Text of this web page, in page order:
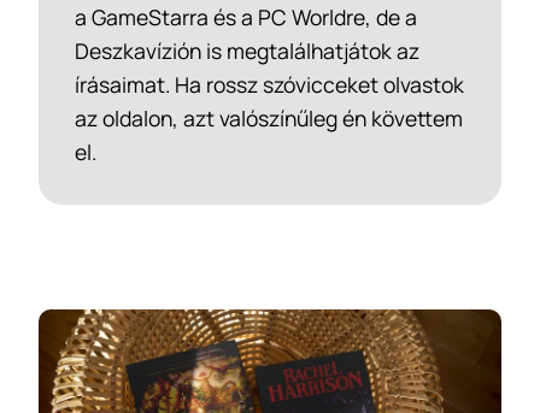
a GameStarra és a PC Worldre, de a
Deszkavízión is megtalálhatjátok az
írásaimat. Ha rossz szóvicceket olvastok
az oldalon, azt valószínűleg én követtem
el.